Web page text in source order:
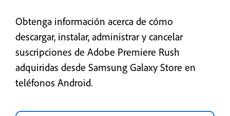
Obtenga información acerca de cómo
descargar, instalar, administrar y cancelar
suscripciones de Adobe Premiere Rush
adquiridas desde Samsung Galaxy Store en
teléfonos Android.